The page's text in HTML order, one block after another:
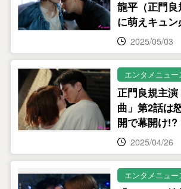
龍平（正門
に萌えキュン
2025/05/03
エンタメニュー
正門良規主
曲」第2話は
開で幕開け!?
2025/04/26
エンタメニュー